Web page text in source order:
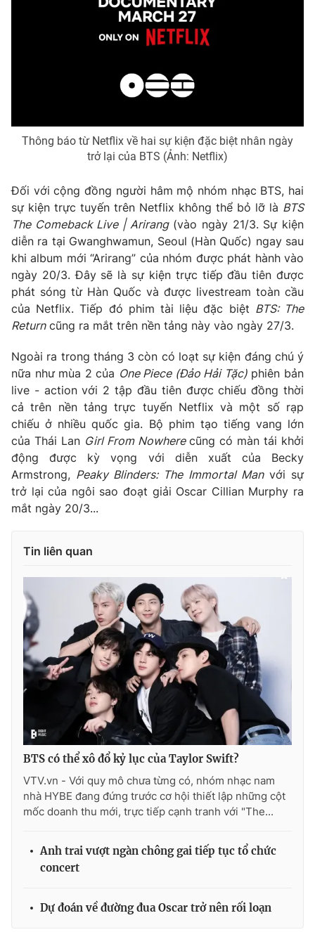
Thông báo từ Netflix về hai sự kiện đặc biệt nhân ngày
trở lại của BTS (Ảnh: Netflix)
Đối với cộng đồng người hâm mộ nhóm nhạc BTS, hai
sự kiện trực tuyến trên Netflix không thể bỏ lỡ là BTS
The Comeback Live | Arirang(vào ngày 21/3. Sự kiện
diễn ra tại Gwanghwamun, Seoul (Hàn Quốc) ngay sau
khi album mới “Arirang” của nhóm được phát hành vào
ngày 20/3. Đây sẽ là sự kiện trực tiếp đầu tiên được
phát sóng từ Hàn Quốc và được livestream toàn cầu
của Netflix. Tiếp đó phim tài liệu đặc biệt BTS: The
Returncũng ra mắt trên nền tảng này vào ngày 27/3.
Ngoài ra trong tháng 3 còn có loạt sự kiện đáng chú ý
nữa như mùa 2 của One Piece (Đảo Hải Tặc)phiên bản
live - action với 2 tập đầu tiên được chiếu đồng thời
cả trên nền tảng trực tuyến Netflix và một số rạp
chiếu ở nhiều quốc gia. Bộ phim tạo tiếng vang lớn
của Thái Lan Girl From Nowherecũng có màn tái khởi
động được kỳ vọng với diễn xuất của Becky
Armstrong, Peaky Blinders: The Immortal Manvới sự
trở lại của ngôi sao đoạt giải Oscar Cillian Murphy ra
mắt ngày 20/3...
Tin liên quan
BTS có thể xô đổ kỷ lục của Taylor Swift?
VTV.vn - Với quy mô chưa từng có, nhóm nhạc nam
nhà HYBE đang đứng trước cơ hội thiết lập những cột
mốc doanh thu mới, trực tiếp cạnh tranh với "The...
Anh trai vượt ngàn chông gai tiếp tục tổ chức
concert
Dự đoán về đường đua Oscar trở nên rối loạn